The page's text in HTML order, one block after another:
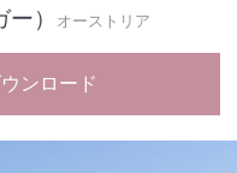
） オーストリア
ンロード